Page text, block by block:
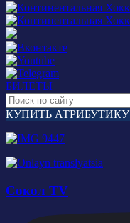
БИЛЕТЫ
КУПИТЬ АТРИБУТИКУ
Сокол TV